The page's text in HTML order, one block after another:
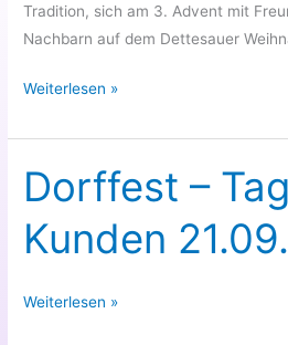
Tradition, sich am 3. Advent mit
Nachbarn auf dem Dettesauer
Weihnachtsverlosung
startet
Weiterlesen »
Dorffest –
Kunden
Dorffest
Weiterlesen »